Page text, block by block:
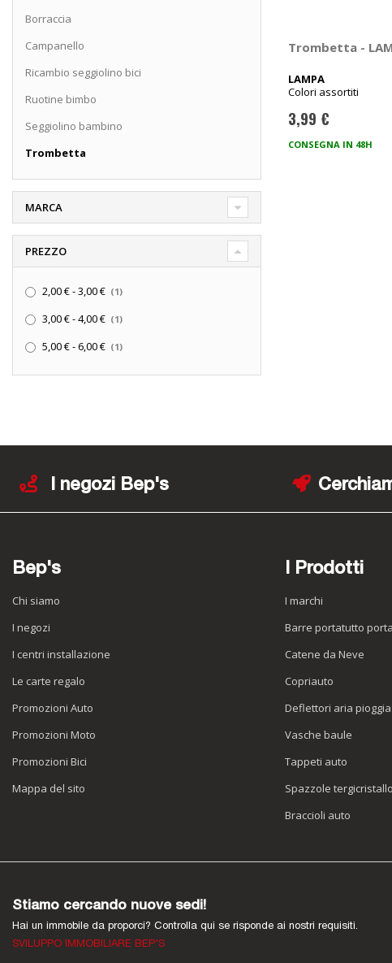
Trombetta -
LAMPA
Colori assortiti
3,99 €
CONSEGNA IN 48H
Borraccia
Campanello
Ricambio seggiolino bici
Ruotine bimbo
Seggiolino bambino
Trombetta
MARCA
PREZZO
2,00 €-3,00 € 1
3,00 €-4,00 € 1
5,00 €-6,00 € 1
I negozi Bep's
Bep's
Chi siamo
I negozi
I centri installazione
Le carte regalo
Promozioni Auto
Promozioni Moto
Promozioni Bici
Mappa del sito
I Prodotti
I marchi
Barre portatutto
Catene da Neve
Copriauto
Deflettori aria pioggia
Vasche baule
Tappeti auto
Spazzole tergicristallo
Braccioli auto
Stiamo cercando nuove sedi!
Hai un immobile da proporci? Controlla qui se risponde ai nostri requisiti.
SVILUPPO IMMOBILIARE BEP'S